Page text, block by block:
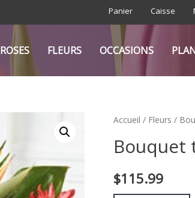
Panier Caisse
ROSES FLEURS OCCASIONS
Accueil / Fleurs /
Bouquet
$115.99